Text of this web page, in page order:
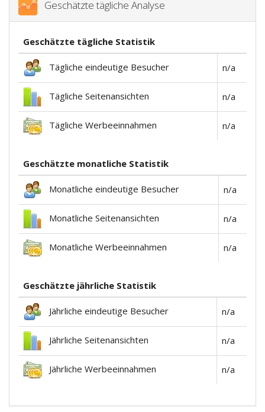
Geschätzte tägliche Analyse
Geschätzte tägliche Statistik
Tägliche eindeutige Besucher n/a
Tägliche Seitenansichten n/a
Tägliche Werbeeinnahmen n/a
Geschätzte monatliche Statistik
Monatliche eindeutige Besucher n/a
Monatliche Seitenansichten n/a
Monatliche Werbeeinnahmen n/a
Geschätzte jährliche Statistik
Jährliche eindeutige Besucher n/a
Jährliche Seitenansichten n/a
Jährliche Werbeeinnahmen n/a